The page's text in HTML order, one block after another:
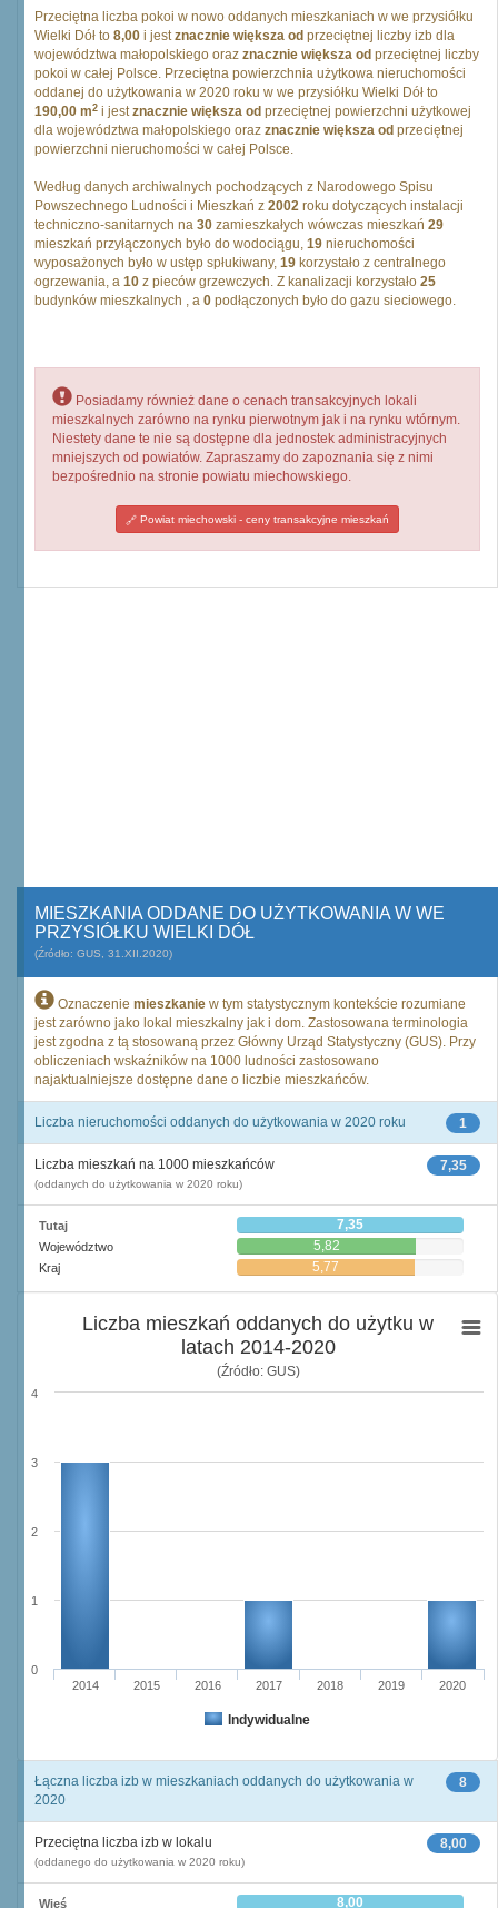
Przeciętna liczba pokoi w nowo oddanych mieszkaniach w we przysiółku
Wielki Dół to 8,00 i jestznacznie większa od przeciętnej liczby izb dla
województwa małopolskiego oraz znacznie większa od przeciętnej liczby
pokoi w całej Polsce. Przeciętna powierzchnia użytkowa nieruchomości
oddanej do użytkowania w 2020 roku w we przysiółku Wielki Dół to
190,00 m2 i jestznacznie większa od przeciętnej powierzchni użytkowej
dla województwa małopolskiego oraz znacznie większa od przeciętnej
powierzchni nieruchomości w całej Polsce.
Według danych archiwalnych pochodzących z Narodowego Spisu
Powszechnego Ludności i Mieszkań z 2002 roku dotyczących instalacji
techniczno-sanitarnych na 30 zamieszkałych wówczas mieszkań 29
mieszkań przyłączonych było do wodociągu, 19 nieruchomości
wyposażonych było w ustęp spłukiwany, 19 korzystało z centralnego
ogrzewania, a 10 z pieców grzewczych. Z kanalizacji korzystało 25
budynków mieszkalnych , a 0 podłączonych było do gazu sieciowego.
Posiadamy również dane o cenach transakcyjnych lokali
mieszkalnych zarówno na rynku pierwotnym jak i na rynku wtórnym.
Niestety dane te nie są dostępne dla jednostek administracyjnych
mniejszych od powiatów. Zapraszamy do zapoznania się z nimi
bezpośrednio na stronie powiatu miechowskiego.
Powiat miechowski - ceny transakcyjne mieszkań
MIESZKANIA ODDANE DO UŻYTKOWANIA W WE
PRZYSIÓŁKU WIELKI DÓŁ
(Źródło: GUS, 31.XII.2020)
Oznaczenie mieszkanie w tym statystycznym kontekście rozumiane
jest zarówno jako lokal mieszkalny jak i dom. Zastosowana terminologia
jest zgodna z tą stosowaną przez Główny Urząd Statystyczny (GUS). Przy
obliczeniach wskaźników na 1000 ludności zastosowano
najaktualniejsze dostępne dane o liczbie mieszkańców.
1
Liczba nieruchomości oddanych do użytkowania w 2020 roku
7,35
Liczba mieszkań na 1000 mieszkańców
(oddanych do użytkowania w 2020 roku)
Tutaj 7,35
Województwo 5,82
Kraj 5,77
Liczba mieszkań oddanych do użytku w
latach 2014-2020
(Źródło: GUS)
Indywidualne
2014 2015 2016 2017 2018 2019 2020
0
1
2
3
4
8
Łączna liczba izb w mieszkaniach oddanych do użytkowania w
2020
8,00
Przeciętna liczba izb w lokalu
(oddanego do użytkowania w 2020 roku)
Wieś 8,00